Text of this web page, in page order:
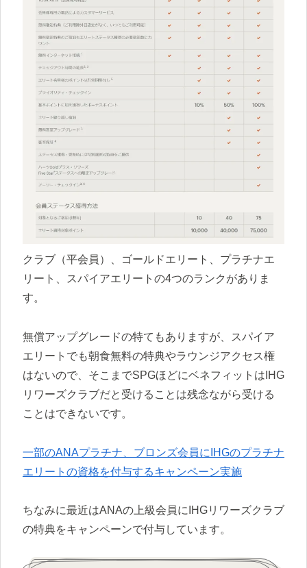
クラブ（平会員）、ゴールドエリート、プラチナエ
リート、スパイアエリートの4つのランクがありま
す。
無償アップグレードの特てもありますが、スパイア
エリートでも朝食無料の特典やラウンジアクセス権
はないので、そこまでSPGほどにベネフィットはIHG
リワーズクラブだと受けることは残念ながら受ける
ことはできないです。
一部のANAプラチナ、ブロンズ会員にIHGのプラチナ
エリートの資格を付与するキャンペーン実施
ちなみに最近はANAの上級会員にIHGリワーズクラブ
の特典をキャンペーンで付与しています。